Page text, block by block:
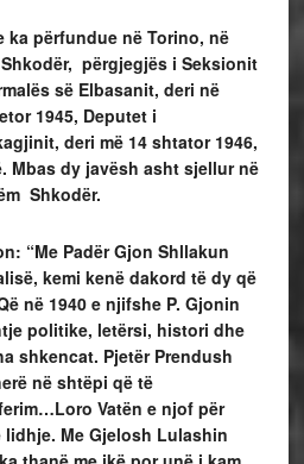
ka përfundue në Torino, në
Shkodër, përgjegjës i Seksionit
së Elbasanit, deri në
1945, Deputet i
deri më 14 shtator 1946,
Mbas dy javësh asht sjellur në
Shkodër.
“Me Padër Gjon Shllakun
kemi kenë dakord të dy që
në 1940 e njifshe P. Gjonin
politike, letërsi, histori dhe
shkencat. Pjetër Prendush
në shtëpi që të
Vatën e njof për
Me Gjelosh Lulashin